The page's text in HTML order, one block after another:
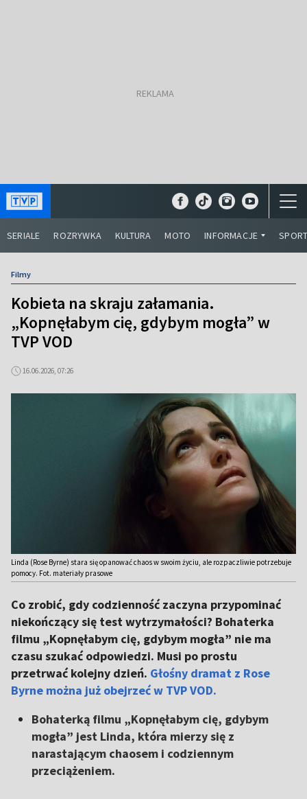
SERIALE ROZRYWKA KULTURA MOTO INFORMACJE
Filmy
Kobieta na skraju załamania.
„Kopnęłabym cię, gdybym mogła” w
TVP VOD
16.06.2026, 07:26
Linda (Rose Byrne) stara się opanować chaos w swoim życiu, ale rozpaczliwie potrzebuje
pomocy. Fot. materiały prasowe
Co zrobić, gdy codzienność zaczyna przypominać
niekończący się test wytrzymałości? Bohaterka
filmu „Kopnęłabym cię, gdybym mogła” nie ma
czasu szukać odpowiedzi. Musi po prostu
przetrwać kolejny dzień. Głośny dramat z Rose
Byrne można już obejrzeć w TVP VOD.
Bohaterką filmu „Kopnęłabym cię, gdybym
mogła” jest Linda, która mierzy się z
narastającym chaosem i codziennym
przeciążeniem.